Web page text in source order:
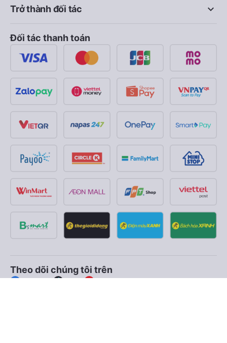
keyboard_arrow_down
Trở thành đối tác
Đối tác thanh toán
Theo dõi chúng tôi trên
Facebook Tiktok Youtube